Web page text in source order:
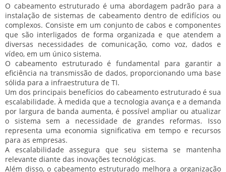
O cabeamento estruturado é uma abordagem padrão para a
instalação de sistemas de cabeamento dentro de edifícios ou
complexos. Consiste em um conjunto de cabos e componentes
que são interligados de forma organizada e que atendem a
diversas necessidades de comunicação, como voz, dados e
vídeo, em um único sistema.
O cabeamento estruturado é fundamental para garantir a
eficiência na transmissão de dados, proporcionando uma base
sólida para a infraestrutura de TI.
Um dos principais benefícios do cabeamento estruturado é sua
escalabilidade. À medida que a tecnologia avança e a demanda
por largura de banda aumenta, é possível ampliar ou atualizar
o sistema sem a necessidade de grandes reformas. Isso
representa uma economia significativa em tempo e recursos
para as empresas.
A escalabilidade assegura que seu sistema se mantenha
relevante diante das inovações tecnológicas.
Além disso, o cabeamento estruturado melhora a organização